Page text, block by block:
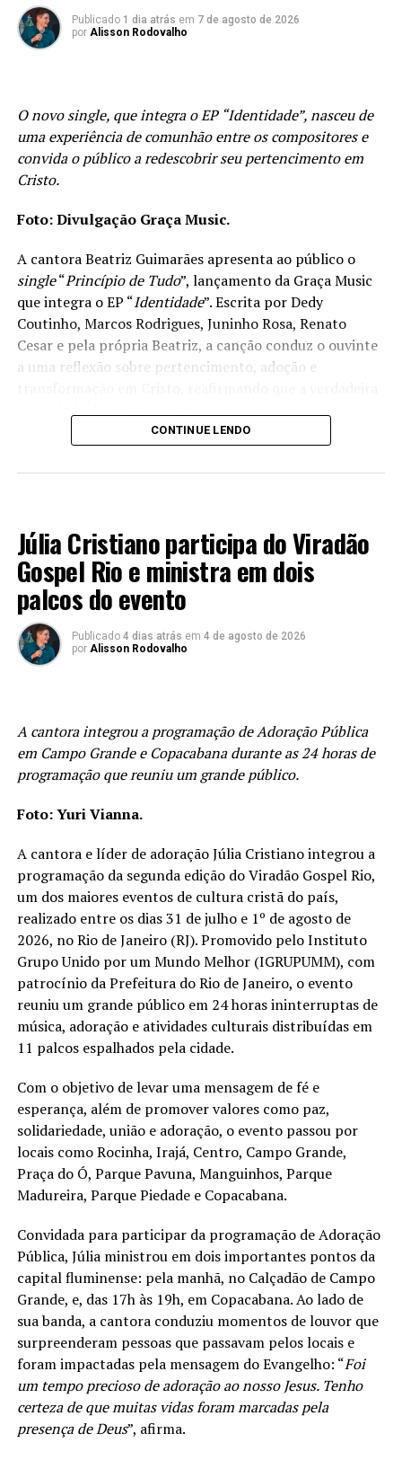
Publicado 1 dia atrás em 7 de agosto de 2026
por Alisson Rodovalho
O novo single, que integra o EP “Identidade”, nasceu de
uma experiência de comunhão entre os compositores e
convida o público a redescobrir seu pertencimento em
Cristo.
Foto: Divulgação Graça Music.
A cantora Beatriz Guimarães apresenta ao público o
single“Princípio de Tudo”, lançamento da Graça Music
que integra o EP “Identidade”. Escrita por Dedy
Coutinho, Marcos Rodrigues, Juninho Rosa, Renato
Cesar e pela própria Beatriz, a canção conduz o ouvinte
a uma reflexão sobre pertencimento, adoção e
Coautora da música, Beatriz conta que a composição
surgiu durante um momento de comunhão entre os
Colossenses 1.13 — “Eu fui transportado para o Reino do
Amor”. A partir dessa verdade bíblica, a letra foi sendo
construída com o propósito de traduzir experiências
reais com Deus e recordar que a vida encontra um novo
significado “
somos nEle.Cada pessoa que participou da composição
trouxe algo especial para essa canção. Isso fez com que a
expressar verdades que sustentam a nossa caminhada
com Cristo”.
primeiros versos: “Sei de quem eu sou
fortalezas da vida cristã, pois essa certeza oferece
segurança, esperança e direção, independentemente das
circunstâncias. Beatriz explica que, quando a identidade
está firmada em Cristo, ela deixa de depender das
opiniões, dos erros ou das dificuldades enfrentadas ao
longo da caminhada.
PUBLICIDADE
CONTINUE LENDO
Júlia Cristiano participa do Viradão
Gospel Rio e ministra em dois
palcos do evento
Publicado 4 dias atrás em 4 de agosto de 2026
por Alisson Rodovalho
A cantora integrou a programação de Adoração Pública
em Campo Grande e Copacabana durante as 24 horas de
programação que reuniu um grande público.
Foto: Yuri Vianna.
A cantora e líder de adoração Júlia Cristiano integrou a
programação da segunda edição do Viradão Gospel Rio,
um dos maiores eventos de cultura cristã do país,
realizado entre os dias 31 de julho e 1º de agosto de
2026, no Rio de Janeiro (RJ). Promovido pelo Instituto
Grupo Unido por um Mundo Melhor (IGRUPUMM), com
patrocínio da Prefeitura do Rio de Janeiro, o evento
reuniu um grande público em 24 horas ininterruptas de
música, adoração e atividades culturais distribuídas em
11 palcos espalhados pela cidade.
Com o objetivo de levar uma mensagem de fé e
esperança, além de promover valores como paz,
solidariedade, união e adoração, o evento passou por
locais como Rocinha, Irajá, Centro, Campo Grande,
Praça do Ó, Parque Pavuna, Manguinhos, Parque
Madureira, Parque Piedade e Copacabana.
Convidada para participar da programação de Adoração
Pública, Júlia ministrou em dois importantes pontos da
capital fluminense: pela manhã, no Calçadão de Campo
Grande, e, das 17h às 19h, em Copacabana. Ao lado de
sua banda, a cantora conduziu momentos de louvor que
surpreenderam pessoas que passavam pelos locais e
foram impactadas pela mensagem do Evangelho: “Foi
um tempo precioso de adoração ao nosso Jesus. Tenho
certeza de que muitas vidas foram marcadas pela
presença de Deus”, afirma.